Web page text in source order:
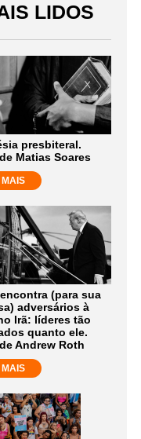
LIDOS
presbiteral.
Matias Soares
MAIS
(para sua
adversários à
Irã: líderes tão
quanto ele.
Andrew Roth
MAIS